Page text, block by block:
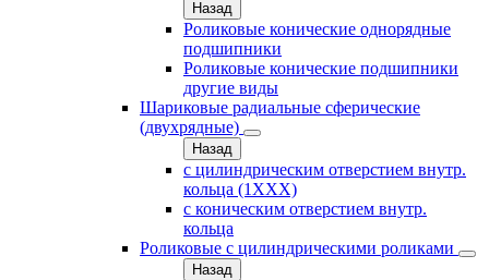
Назад
Роликовые конические однорядные
подшипники
Роликовые конические подшипники
другие виды
Шариковые радиальные сферические
(двухрядные)
Назад
с цилиндрическим отверстием внутр.
кольца (1ХХХ)
с коническим отверстием внутр.
кольца
Роликовые с цилиндрическими роликами
Назад